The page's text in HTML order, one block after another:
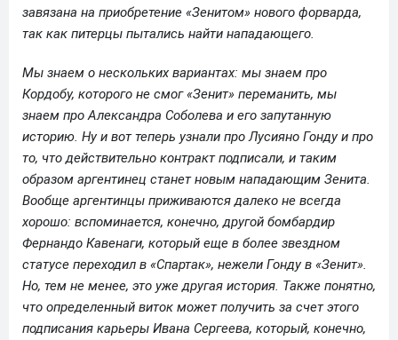
завязана на приобретение «Зенитом» нового форварда,
так как питерцы пытались найти нападающего.
Мы знаем о нескольких вариантах: мы знаем про
Кордобу, которого не смог «Зенит» переманить, мы
знаем про Александра Соболева и его запутанную
историю. Ну и вот теперь узнали про Лусияно Гонду и про
то, что действительно контракт подписали, и таким
образом аргентинец станет новым нападающим Зенита.
Вообще аргентинцы приживаются далеко не всегда
хорошо: вспоминается, конечно, другой бомбардир
Фернандо Кавенаги, который еще в более звездном
статусе переходил в «Спартак», нежели Гонду в «Зенит».
Но, тем не менее, это уже другая история. Также понятно,
что определенный виток может получить за счет этого
подписания карьеры Ивана Сергеева, который, конечно,